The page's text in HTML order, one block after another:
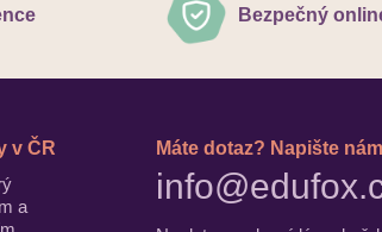
Bezpečný
v ČR
a
Máte dotaz? Napište